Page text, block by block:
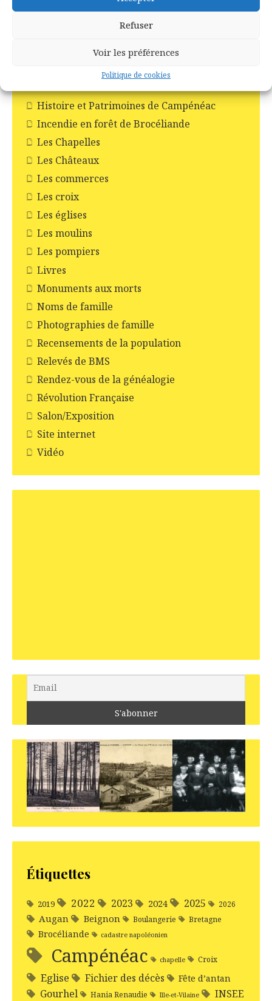
Refuser
Voir les préférences
Politique de cookies
Ploërmel
Saint-Abraham
Saint-Malo-de-Beignon
Histoire et Patrimoines de Campénéac
Incendie en forêt de Brocéliande
Les Chapelles
Les Châteaux
Les commerces
Les croix
Les églises
Les moulins
Les pompiers
Livres
Monuments aux morts
Noms de famille
Photographies de famille
Recensements de la population
Relevés de BMS
Rendez-vous de la généalogie
Révolution Française
Salon/Exposition
Site internet
Vidéo
Étiquettes
2019 2022 2023 2024 2025 2026
Augan Beignon Boulangerie Bretagne
Brocéliande cadastre napoléonien
Campénéac chapelle Croix
Eglise Fichier des décès Fête d’antan
Gourhel Hania Renaudie Ille-et-Vilaine INSEE